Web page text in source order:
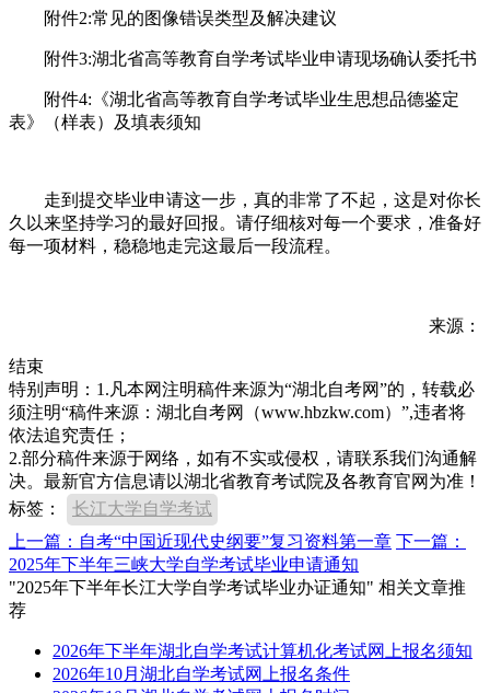
附件2:常见的图像错误类型及解决建议
附件3:湖北省高等教育自学考试毕业申请现场确认委托书
附件4:《湖北省高等教育自学考试毕业生思想品德鉴定
表》（样表）及填表须知
走到提交毕业申请这一步，真的非常了不起，这是对你长
久以来坚持学习的最好回报。请仔细核对每一个要求，准备好
每一项材料，稳稳地走完这最后一段流程。
来源：
结束
特别声明：1.凡本网注明稿件来源为“湖北自考网”的，转载必
须注明“稿件来源：湖北自考网（www.hbzkw.com）”,违者将
依法追究责任；
2.部分稿件来源于网络，如有不实或侵权，请联系我们沟通解
决。最新官方信息请以湖北省教育考试院及各教育官网为准！
标签：
长江大学自学考试
上一篇：自考“中国近现代史纲要”复习资料第一章 下一篇：
2025年下半年三峡大学自学考试毕业申请通知
"2025年下半年长江大学自学考试毕业办证通知" 相关文章推
荐
2026年下半年湖北自学考试计算机化考试网上报名须知
2026年10月湖北自学考试网上报名条件